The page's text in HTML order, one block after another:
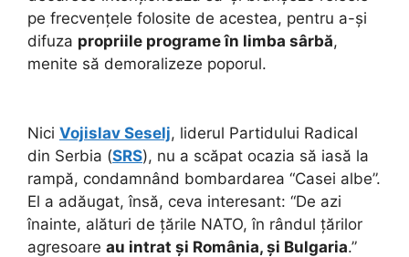
pe frecvențele folosite de acestea, pentru a-și
difuza propriile programe în limba sârbă,
menite să demoralizeze poporul.
Nici Vojislav Seselj, liderul Partidului Radical
din Serbia (SRS), nu a scăpat ocazia să iasă la
rampă, condamnând bombardarea “Casei albe”.
El a adăugat, însă, ceva interesant: “De azi
înainte, alături de țările NATO, în rândul țărilor
agresoare au intrat și România, și Bulgaria.”